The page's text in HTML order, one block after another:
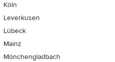
Köln
Leverkusen
Lübeck
Mainz
Mönchen­gladbach